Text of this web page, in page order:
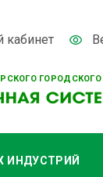
ГОРОДСКОГО
кабинет
ИНДУСТРИЙ